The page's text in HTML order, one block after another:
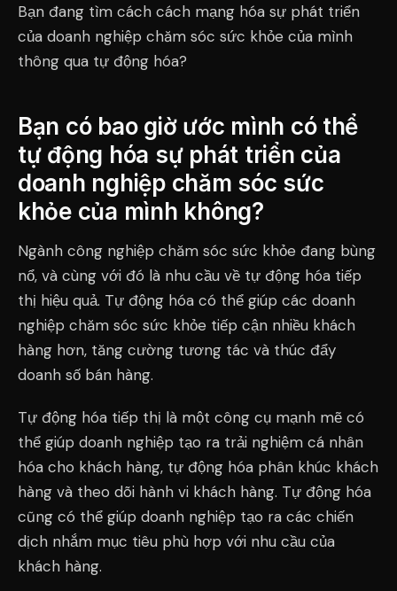
Bạn đang tìm cách cách mạng hóa sự phát triển
của doanh nghiệp chăm sóc sức khỏe của mình
thông qua tự động hóa?
Bạn có bao giờ ước mình có thể
tự động hóa sự phát triển của
doanh nghiệp chăm sóc sức
khỏe của mình không?
Ngành công nghiệp chăm sóc sức khỏe đang bùng
nổ, và cùng với đó là nhu cầu về tự động hóa tiếp
thị hiệu quả. Tự động hóa có thể giúp các doanh
nghiệp chăm sóc sức khỏe tiếp cận nhiều khách
hàng hơn, tăng cường tương tác và thúc đẩy
doanh số bán hàng.
Tự động hóa tiếp thị là một công cụ mạnh mẽ có
thể giúp doanh nghiệp tạo ra trải nghiệm cá nhân
hóa cho khách hàng, tự động hóa phân khúc khách
hàng và theo dõi hành vi khách hàng. Tự động hóa
cũng có thể giúp doanh nghiệp tạo ra các chiến
dịch nhắm mục tiêu phù hợp với nhu cầu của
khách hàng.